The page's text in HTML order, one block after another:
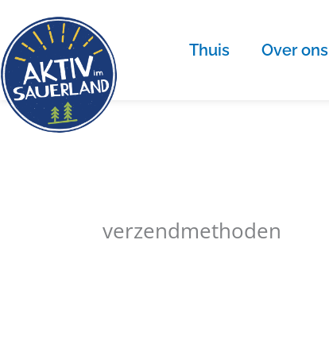
naar
artikel
Thuis Over ons
verzendmethoden